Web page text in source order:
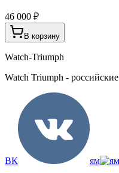
46 000 ₽
В корзину
Watch-Triumph
Watch Triumph -
ВК ям